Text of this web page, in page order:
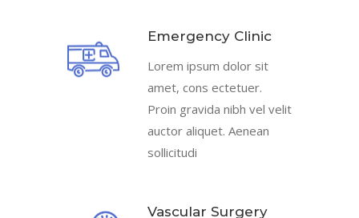
Emergency Clinic
Lorem ipsum dolor sit
amet, cons ectetuer.
Proin gravida nibh vel velit
auctor aliquet. Aenean
sollicitudi
Vascular Surgery